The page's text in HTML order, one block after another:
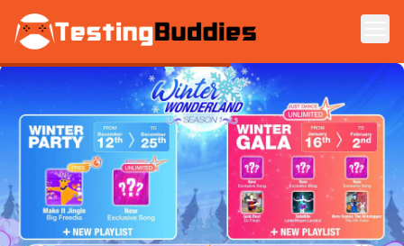
Zum Hauptinhalt springen